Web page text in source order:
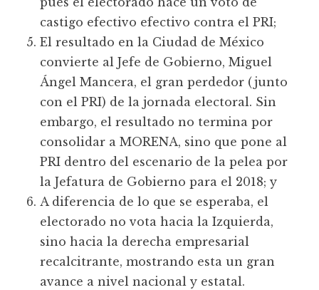
castigo efectivo efectivo contra el PRI;
El resultado en la Ciudad de México
convierte al Jefe de Gobierno, Miguel
Ángel Mancera, el gran perdedor (junto
con el PRI) de la jornada electoral. Sin
embargo, el resultado no termina por
consolidar a MORENA, sino que pone al
PRI dentro del escenario de la pelea por
la Jefatura de Gobierno para el 2018; y
A diferencia de lo que se esperaba, el
electorado no vota hacia la Izquierda,
sino hacia la derecha empresarial
recalcitrante, mostrando esta un gran
avance a nivel nacional y estatal.